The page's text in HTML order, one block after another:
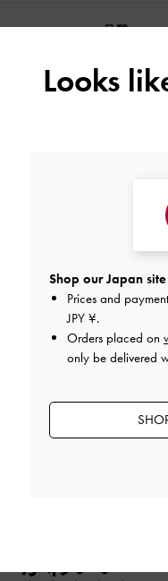
とても良かった
品質
使いやすいけ
重さがある分、
デザイン
かわいい
Looks
Shop our Japan site
Prices and
JPY ¥.
Orders placed on
only be delivered